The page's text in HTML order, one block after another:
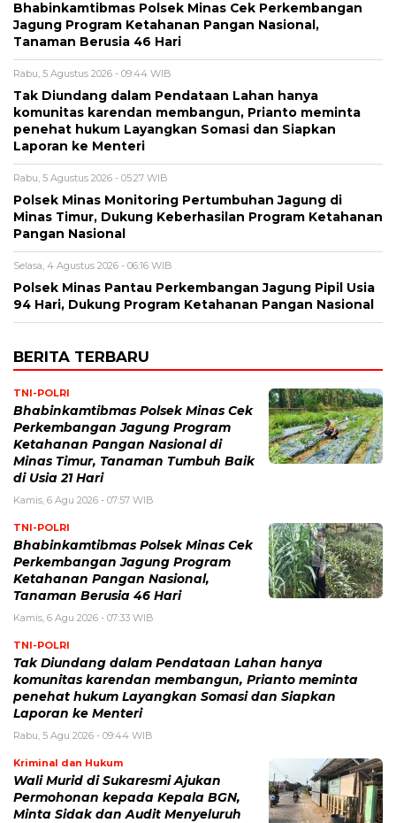
Bhabinkamtibmas Polsek Minas Cek Perkembangan
Jagung Program Ketahanan Pangan Nasional,
Tanaman Berusia 46 Hari
Rabu, 5 Agustus 2026 - 09:44 WIB
Tak Diundang dalam Pendataan Lahan hanya
komunitas karendan membangun, Prianto meminta
penehat hukum Layangkan Somasi dan Siapkan
Laporan ke Menteri
Rabu, 5 Agustus 2026 - 05:27 WIB
Polsek Minas Monitoring Pertumbuhan Jagung di
Minas Timur, Dukung Keberhasilan Program Ketahanan
Pangan Nasional
Selasa, 4 Agustus 2026 - 06:16 WIB
Polsek Minas Pantau Perkembangan Jagung Pipil Usia
94 Hari, Dukung Program Ketahanan Pangan Nasional
BERITA TERBARU
TNI-POLRI
Bhabinkamtibmas Polsek Minas Cek
Perkembangan Jagung Program
Ketahanan Pangan Nasional di
Minas Timur, Tanaman Tumbuh Baik
di Usia 21 Hari
Kamis, 6 Agu 2026 - 07:57 WIB
TNI-POLRI
Bhabinkamtibmas Polsek Minas Cek
Perkembangan Jagung Program
Ketahanan Pangan Nasional,
Tanaman Berusia 46 Hari
Kamis, 6 Agu 2026 - 07:33 WIB
TNI-POLRI
Tak Diundang dalam Pendataan Lahan hanya
komunitas karendan membangun, Prianto meminta
penehat hukum Layangkan Somasi dan Siapkan
Laporan ke Menteri
Rabu, 5 Agu 2026 - 09:44 WIB
Kriminal dan Hukum
Wali Murid di Sukaresmi Ajukan
Permohonan kepada Kepala BGN,
Minta Sidak dan Audit Menyeluruh